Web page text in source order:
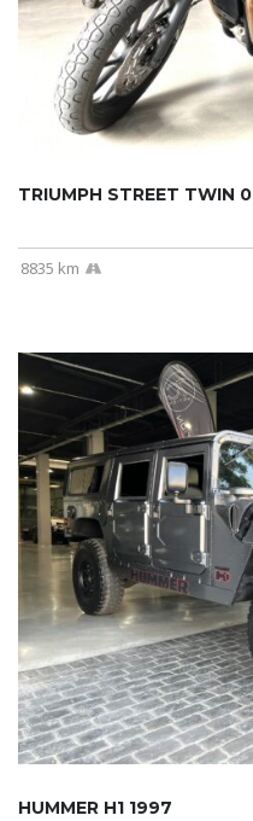
TRIUMPH STREET TWIN 0
8835 km
HUMMER H1 1997